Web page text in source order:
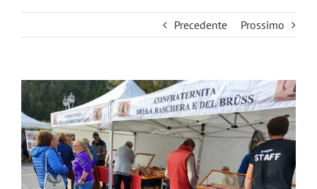
Precedente Prossimo
Ingrandisci
immagine